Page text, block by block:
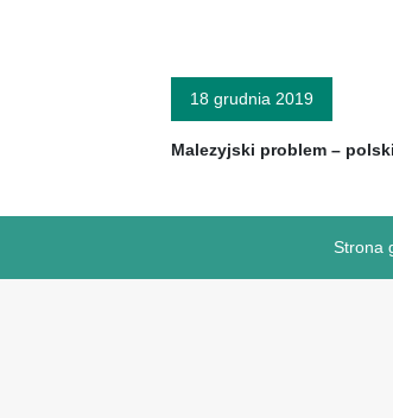
18 grudnia 2019
Malezyjski problem –
Strona